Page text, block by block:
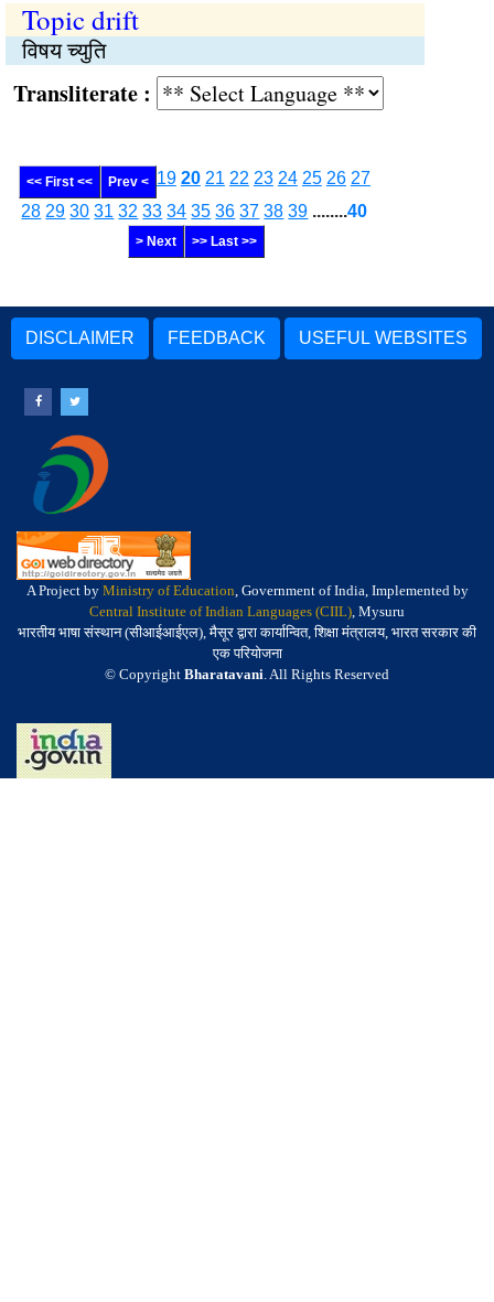
Topic drift
विषय च्युति
:
<< First << Prev < 19 20 21 22 23 24 25 26 27
28 29 30 31 32 33 34 35 36 37 38 39 ........40
> Next >> Last >>
DISCLAIMER FEEDBACK USEFUL WEBSITES
A Project by Ministry of Education, Government of India, Implemented by
Central Institute of Indian Languages (CIIL), Mysuru
भारतीय भाषा संस्थान (सीआईआईएल), मैसूर द्वारा कार्यान्वित, शिक्षा मंत्रालय, भारत सरकार की
एक परियोजना
© Copyright Bharatavani. All Rights Reserved